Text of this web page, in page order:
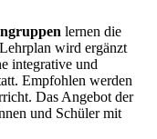
lernen die
wird ergänzt
integrative und
Empfohlen werden
Das Angebot der
und Schüler mit